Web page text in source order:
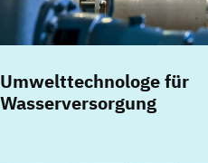
Umwelttechnologe für
Wasserversorgung